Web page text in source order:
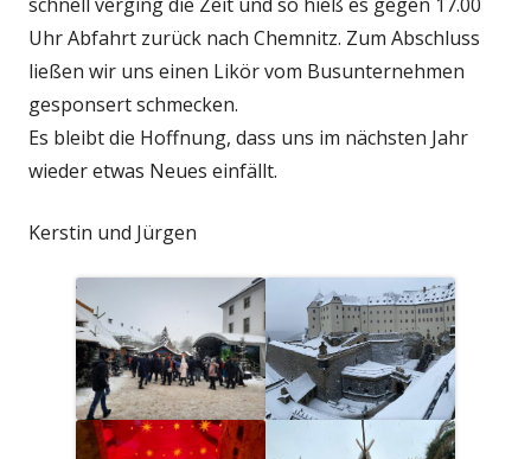
Uhr Abfahrt zurück nach Chemnitz. Zum Abschluss
ließen wir uns einen Likör vom Busunternehmen
gesponsert schmecken.
Es bleibt die Hoffnung, dass uns im nächsten Jahr
wieder etwas Neues einfällt.
Kerstin und Jürgen